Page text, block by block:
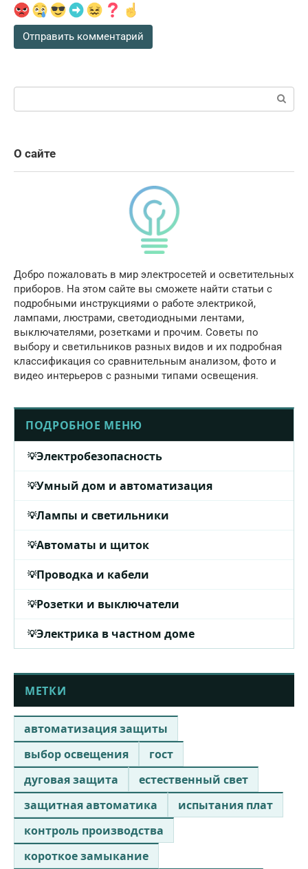
Поиск:
О сайте
Добро пожаловать в мир электросетей и осветительных
приборов. На этом сайте вы сможете найти статьи с
подробными инструкциями о работе электрикой,
лампами, люстрами, светодиодными лентами,
выключателями, розетками и прочим. Советы по
выбору и светильников разных видов и их подробная
классификация со сравнительным анализом, фото и
видео интерьеров с разными типами освещения.
ПОДРОБНОЕ МЕНЮ
Электробезопасность
Умный дом и автоматизация
Лампы и светильники
Автоматы и щиток
Проводка и кабели
Розетки и выключатели
Электрика в частном доме
МЕТКИ
автоматизация защиты
выбор освещения
гост
дуговая защита
естественный свет
защитная автоматика
испытания плат
контроль производства
короткое замыкание